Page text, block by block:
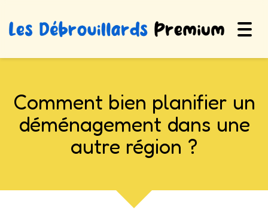
Comment bien planifier un
déménagement dans une
autre région ?